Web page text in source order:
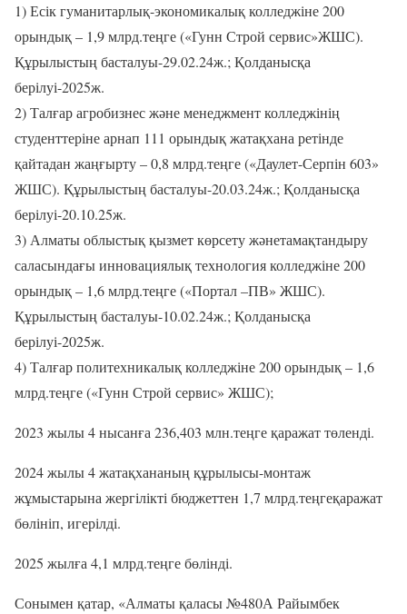
1)Есік гуманитарлық-экономикалық колледжіне200
орындық– 1,9млрд.теңге(«Гунн Строй сервис»ЖШС).
Құрылыстың басталуы-29.02.24ж.; Қолданысқа
берілуі-2025ж.
2)Талғар агробизнес және менеджмент колледжінің
студенттеріне арнап 111 орындық жатақхана ретінде
қайтадан жаңғырту–0,8 млрд.теңге(«Даулет-Серпін 603»
ЖШС). Құрылыстың басталуы-20.03.24ж.; Қолданысқа
берілуі-20.10.25ж.
3)Алматы облыстыққызмет көрсету жәнетамақтандыру
саласындағы инновациялық технология колледжіне200
орындық– 1,6млрд.теңге(«Портал–ПВ» ЖШС).
Құрылыстың басталуы-10.02.24ж.; Қолданысқа
берілуі-2025ж.
4) Талғар политехникалық колледжіне200орындық– 1,6
млрд.теңге(«Гунн Строй сервис» ЖШС);
2023 жылы4нысанға236,403 млн.теңге қаражат төленді.
2024 жылы4жатақхананың құрылысы-монтаж
жұмыстарынажергілікті бюджеттен 1,7 млрд.теңгеқаражат
бөлініп, игерілді.
2025 жылға 4,1 млрд.теңгебөлінді.
Сонымен қатар, «Алматы қаласы №480А Райымбек